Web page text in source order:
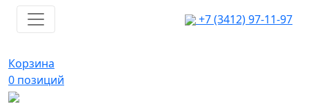
+7 (3412) 97-11-97
Корзина
0 позиций